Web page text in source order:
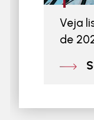
Veja
de